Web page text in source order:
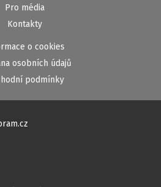
Pro média
Kontakty
o cookies
osobních údajů
podmínky